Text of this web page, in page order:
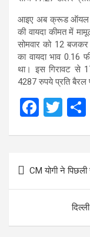
आइए अब क्रूड ऑयल
की वायदा कीमत में
सोमवार को 12
का वायदा भाव 0.16
था। इस गिरावट से
4287 रुपये प्रति बैरल
F
b
o
k
T
er
CM योगी ने पिछली